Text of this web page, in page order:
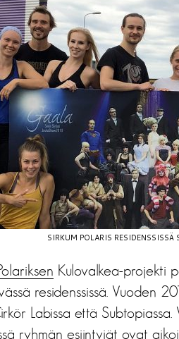
SIRKUM POLARIS RESIDENSSISSÄ
Kulovalkea-projekti
residenssissä. Vuoden
Labissa että
ryhmän esiintyjät ovat